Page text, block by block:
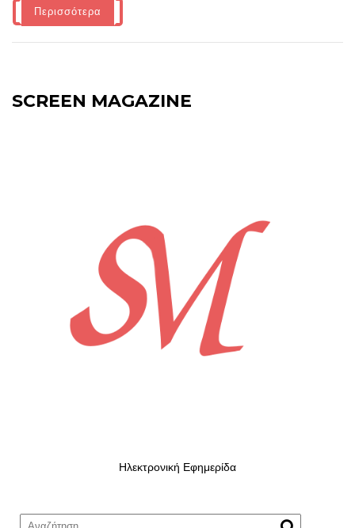
Περισσότερα
SCREEN MAGAZINE
Ηλεκτρονική Εφημερίδα